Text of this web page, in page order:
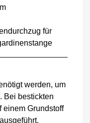
für
werden, um
Bei bestickten
einem Grundstoff